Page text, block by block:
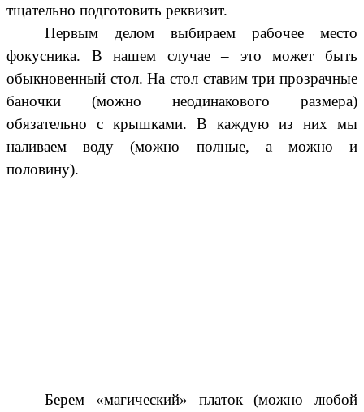
тщательно подготовить реквизит.
Первым делом выбираем рабочее место
фокусника. В нашем случае – это может быть
обыкновенный стол. На стол ставим три прозрачные
баночки (можно неодинакового размера)
обязательно с крышками. В каждую из них мы
наливаем воду (можно полные, а можно и
половину).
Берем «магический» платок (можно любой